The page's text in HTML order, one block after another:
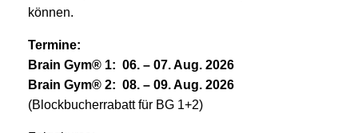
können.
Termine:
Brain Gym® 1: 06. – 07. Aug. 2026
Brain Gym® 2: 08. – 09. Aug. 2026
(Blockbucherrabatt für BG 1+2)